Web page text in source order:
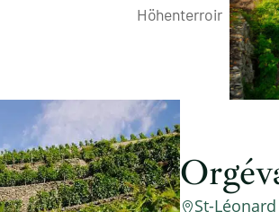
Höhenterroir
St-Léonard